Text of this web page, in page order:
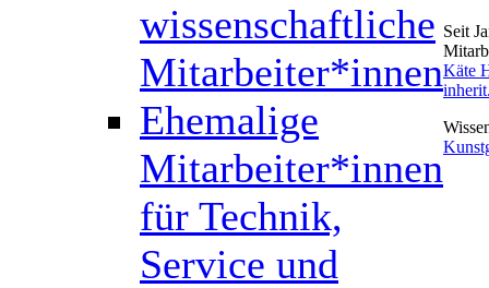
wissenschaftliche
Mitarbeiter*innen
Ehemalige
Mitarbeiter*innen
für Technik,
Service und
Seit
Käte